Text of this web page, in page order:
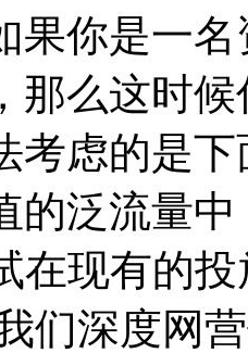
果你是一
那么这时
考虑的是
的泛流量
在现有的
们深度网